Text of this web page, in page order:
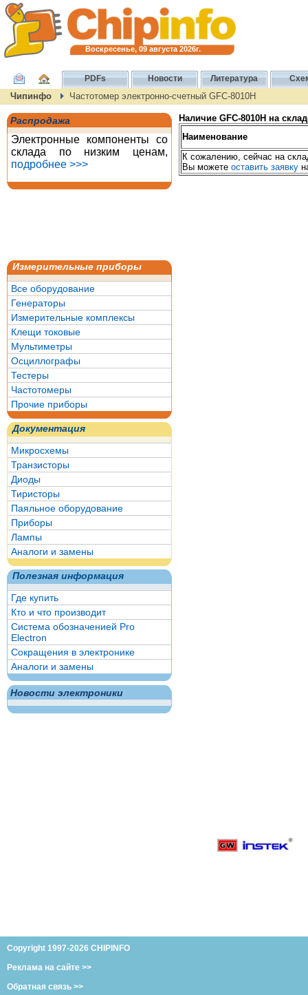
Воскресенье, 09 августа 2026г.
PDFs Новости Литература
Чипинфо Частотомер электронно-счетный GFC-8010H
Распродажа
Электронные компоненты со
склада по низким ценам,
подробнее >>>
Измерительные приборы
Все оборудование
Генераторы
Измерительные комплексы
Клещи токовые
Мультиметры
Осциллографы
Тестеры
Частотомеры
Прочие приборы
Документация
Микросхемы
Транзисторы
Диоды
Тиристоры
Паяльное оборудование
Приборы
Лампы
Аналоги и замены
Полезная информация
Где купить
Кто и что производит
Система обозначенией Pro
Electron
Сокращения в электронике
Аналоги и замены
Новости электроники
Наличие GFC-8010H на
Наименование
К сожалению, сейчас на
Вы можете оставить заявку
Copyright 1997-2026 CHIPINFO
Реклама на сайте >>
Обратная связь >>